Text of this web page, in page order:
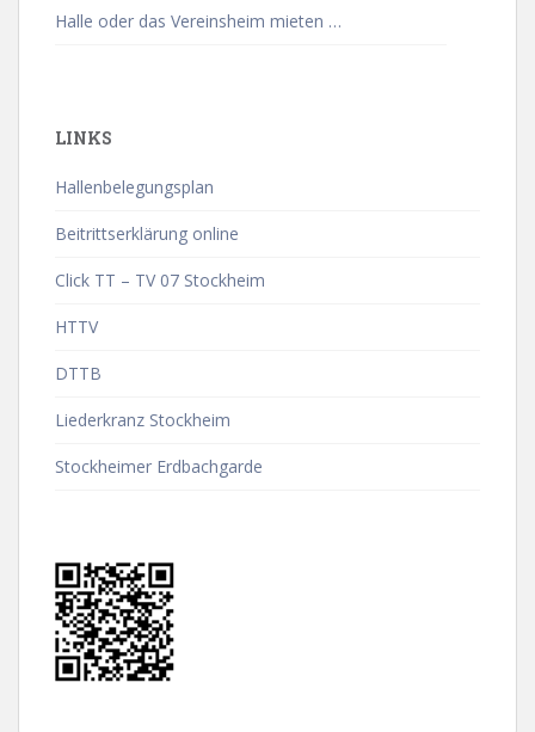
Halle oder das Vereinsheim mieten …
LINKS
Hallenbelegungsplan
Beitrittserklärung online
Click TT – TV 07 Stockheim
HTTV
DTTB
Liederkranz Stockheim
Stockheimer Erdbachgarde